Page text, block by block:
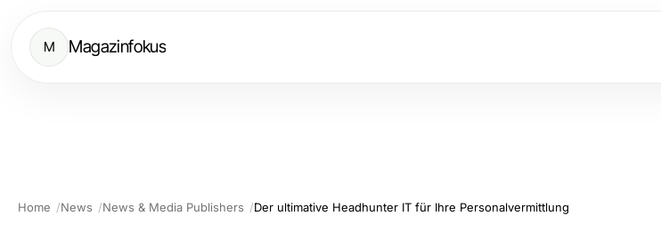
M Magazinfokus
Home News News & Media Publishers Der ultimative Headhunter IT für Ihre Personalvermittlung